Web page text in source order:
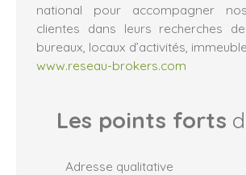
national pour accompagner
clientes dans leurs recherches
bureaux, locaux d’activités,
www.reseau-brokers.com
Les points forts
Adresse qualitative